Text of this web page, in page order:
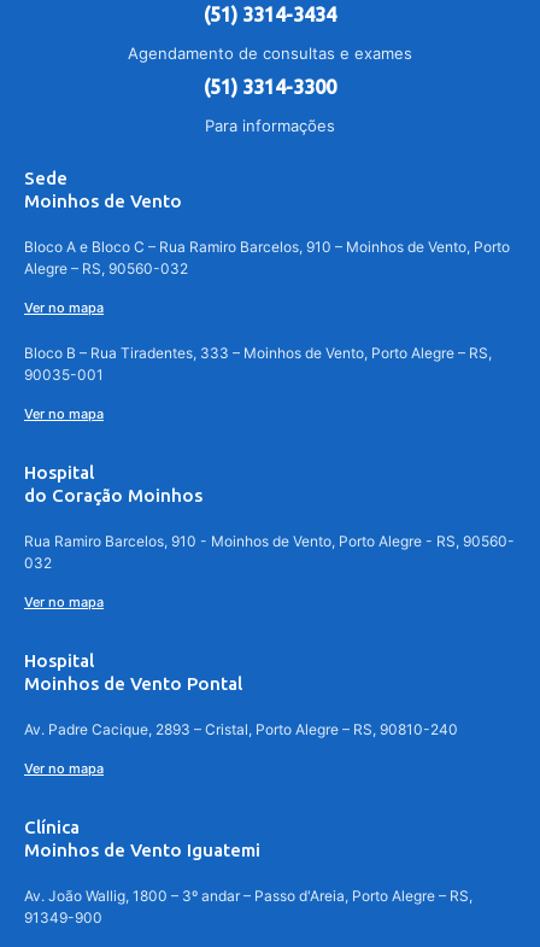
(51) 3314-3434
Agendamento de consultas e exames
(51) 3314-3300
Para informações
Sede
Moinhos de Vento
Bloco A e Bloco C – Rua Ramiro Barcelos, 910 – Moinhos de Vento, Porto
Alegre – RS, 90560-032
Ver no mapa
Bloco B – Rua Tiradentes, 333 – Moinhos de Vento, Porto Alegre – RS,
90035-001
Ver no mapa
Hospital
do Coração Moinhos
Rua Ramiro Barcelos, 910 - Moinhos de Vento, Porto Alegre - RS, 90560-
032
Ver no mapa
Hospital
Moinhos de Vento Pontal
Av. Padre Cacique, 2893 – Cristal, Porto Alegre – RS, 90810-240
Ver no mapa
Clínica
Moinhos de Vento Iguatemi
Av. João Wallig, 1800 – 3º andar – Passo d'Areia, Porto Alegre – RS,
91349-900